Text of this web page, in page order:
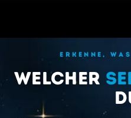
ERKENNE,
Welcher